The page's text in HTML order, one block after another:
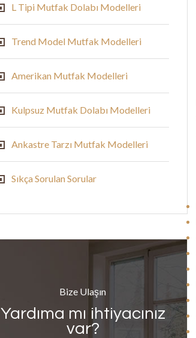
L Tipi Mutfak Dolabı Modelleri
Trend Model Mutfak Modelleri
Amerikan Mutfak Modelleri
Kulpsuz Mutfak Dolabı Modelleri
Ankastre Tarzı Mutfak Modelleri
Sıkça Sorulan Sorular
Bize Ulaşın
Yardıma mı ihtiyacınız
var?